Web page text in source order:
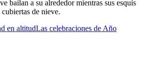
bailan a su alrededor mientras sus esquís
de nieve.
en altitudLas celebraciones de Año